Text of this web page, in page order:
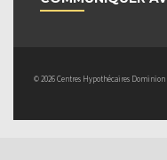
© 2026 Centres Hypothécaires Dominion